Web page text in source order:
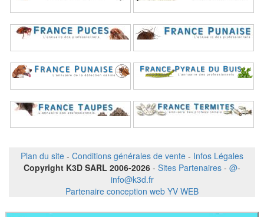
Plan du site - Conditions générales de vente - Infos Légales
Copyright K3D SARL 2006-2026 - Sites Partenaires - @-
info@k3d.fr
Partenaire conception web YV WEB